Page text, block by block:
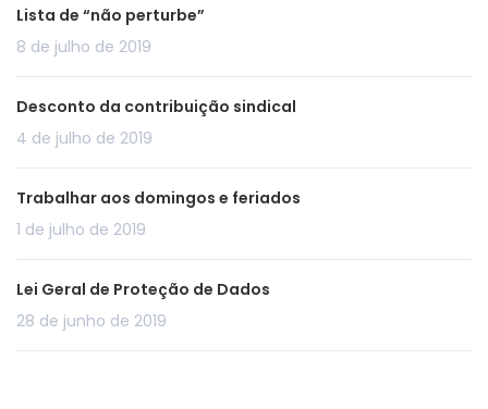
Lista de “não perturbe”
8 de julho de 2019
Desconto da contribuição sindical
4 de julho de 2019
Trabalhar aos domingos e feriados
1 de julho de 2019
Lei Geral de Proteção de Dados
28 de junho de 2019